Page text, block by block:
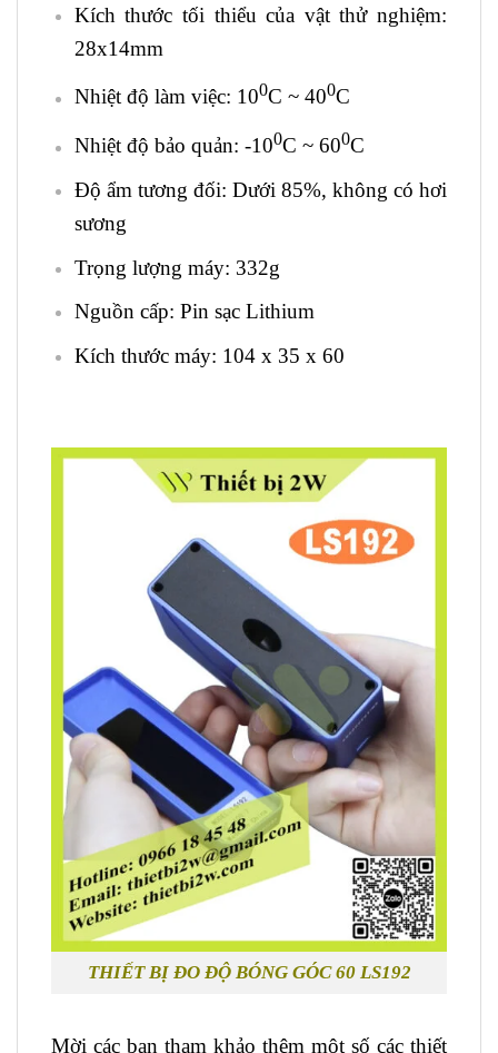
Kích thước tối thiểu của vật thử nghiệm:
28x14mm
Nhiệt độ làm việc: 100C ~ 400C
Nhiệt độ bảo quản: -100C ~ 600C
Độ ẩm tương đối: Dưới 85%, không có hơi
sương
Trọng lượng máy: 332g
Nguồn cấp: Pin sạc Lithium
Kích thước máy: 104 x 35 x 60
THIẾT BỊ ĐO ĐỘ BÓNG GÓC 60 LS192
Mời các bạn tham khảo thêm một số các thiết